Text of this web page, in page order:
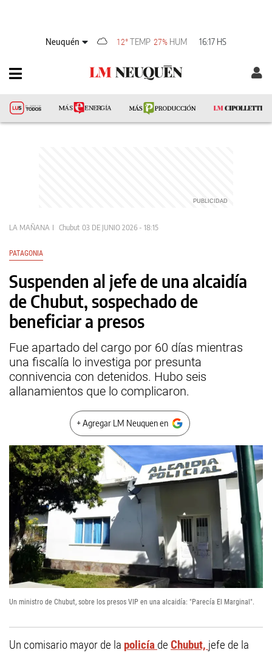
Neuquén 12° TEMP 27% HUM 16:17 HS
LA MAÑANA Chubut 03 DE JUNIO 2026 - 18:15
PATAGONIA
Suspenden al jefe de una alcaidía
de Chubut, sospechado de
beneficiar a presos
Fue apartado del cargo por 60 días mientras
una fiscalía lo investiga por presunta
connivencia con detenidos. Hubo seis
allanamientos que lo complicaron.
+ Agregar LM Neuquen en
Un ministro de Chubut, sobre los presos VIP en una alcaidía: "Parecía El Marginal".
Un comisario mayor de la policía de Chubut, jefe de la